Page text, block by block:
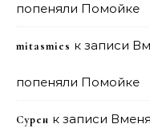
попеняли Помойке
mitasmies к записи
попеняли Помойке
Сурен к записи